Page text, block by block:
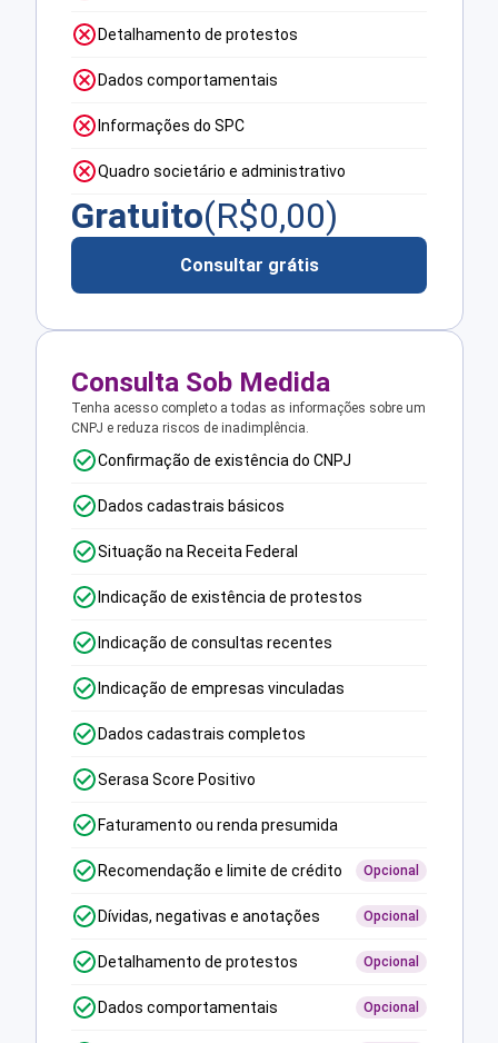
Detalhamento de protestos
Dados comportamentais
Informações do SPC
Quadro societário e administrativo
Gratuito(R$0,00)
Consultar grátis
Consulta Sob Medida
Tenha acesso completo a todas as informações sobre um
CNPJ e reduza riscos de inadimplência.
Confirmação de existência do CNPJ
Dados cadastrais básicos
Situação na Receita Federal
Indicação de existência de protestos
Indicação de consultas recentes
Indicação de empresas vinculadas
Dados cadastrais completos
Serasa Score Positivo
Faturamento ou renda presumida
Recomendação e limite de crédito Opcional
Dívidas, negativas e anotações Opcional
Detalhamento de protestos Opcional
Dados comportamentais Opcional